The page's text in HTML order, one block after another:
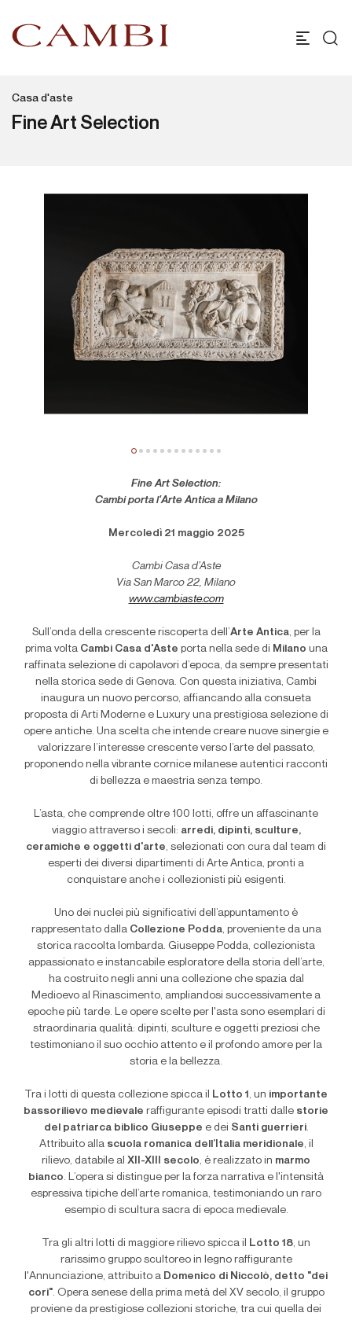
Casa d'aste
Fine Art Selection
Fine Art Selection:
Cambi porta l'Arte Antica a Milano
Mercoledì 21 maggio 2025
Cambi Casa d’Aste
Via San Marco 22, Milano
www.cambiaste.com
Sull’onda della crescente riscoperta dell’Arte Antica, per la
prima volta Cambi Casa d'Aste porta nella sede di Milano una
raffinata selezione di capolavori d’epoca, da sempre presentati
nella storica sede di Genova. Con questa iniziativa, Cambi
inaugura un nuovo percorso, affiancando alla consueta
proposta di Arti Moderne e Luxury una prestigiosa selezione di
opere antiche. Una scelta che intende creare nuove sinergie e
valorizzare l’interesse crescente verso l’arte del passato,
proponendo nella vibrante cornice milanese autentici racconti
di bellezza e maestria senza tempo.
L’asta, che comprende oltre 100 lotti, offre un affascinante
viaggio attraverso i secoli: arredi, dipinti, sculture,
ceramiche e oggetti d'arte, selezionati con cura dal team di
esperti dei diversi dipartimenti di Arte Antica, pronti a
conquistare anche i collezionisti più esigenti.
Uno dei nuclei più significativi dell’appuntamento è
rappresentato dalla Collezione Podda, proveniente da una
storica raccolta lombarda. Giuseppe Podda, collezionista
appassionato e instancabile esploratore della storia dell’arte,
ha costruito negli anni una collezione che spazia dal
Medioevo al Rinascimento, ampliandosi successivamente a
epoche più tarde. Le opere scelte per l'asta sono esemplari di
straordinaria qualità: dipinti, sculture e oggetti preziosi che
testimoniano il suo occhio attento e il profondo amore per la
storia e la bellezza.
Tra i lotti di questa collezione spicca il Lotto 1, un importante
bassorilievo medievale raffigurante episodi tratti dalle storie
del patriarca biblico Giuseppe e dei Santi guerrieri.
Attribuito alla scuola romanica dell’Italia meridionale, il
rilievo, databile al XII-XIII secolo, è realizzato in marmo
bianco. L’opera si distingue per la forza narrativa e l'intensità
espressiva tipiche dell’arte romanica, testimoniando un raro
esempio di scultura sacra di epoca medievale.
Tra gli altri lotti di maggiore rilievo spicca il Lotto 18, un
rarissimo gruppo scultoreo in legno raffigurante
l'Annunciazione, attribuito a Domenico di Niccolò, detto "dei
cori". Opera senese della prima metà del XV secolo, il gruppo
proviene da prestigiose collezioni storiche, tra cui quella dei